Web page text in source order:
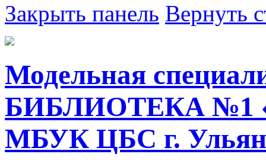
Закрыть панель Вернуть
Модельная
БИБЛИОТЕКА №1
МБУК ЦБС г.